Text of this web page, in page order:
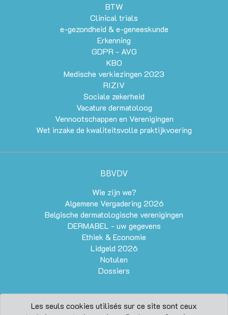
BTW
Clinical trials
e-gezondheid & e-geneeskunde
Erkenning
GDPR - AVG
KBO
Medische verkiezingen 2023
RIZIV
Sociale zekerheid
Vacature dermatoloog
Vennootschappen en Verenigingen
Wet inzake de kwaliteitsvolle praktijkvoering
BBVDV
Wie zijn we?
Algemene Vergadering 2026
Belgische dermatologische verenigingen
DERMABEL - uw gegevens
Ethiek & Economie
Lidgeld 2026
Notulen
Dossiers
Contacteer ons
Les seuls cookies utilisés sur ce site sont ceux